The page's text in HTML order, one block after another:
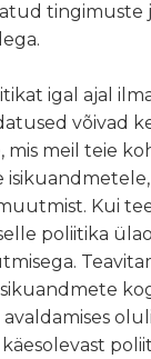
tingimuste
igal ajal
võivad
mis meil teie
Kui
poliitika
avaldamises